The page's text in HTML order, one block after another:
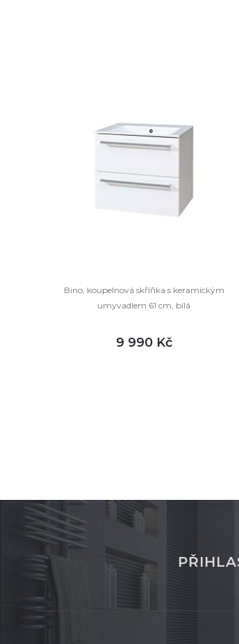
Bino, koupelnová skříňka s keramickým
umyvadlem 61 cm, bílá
9 990 Kč